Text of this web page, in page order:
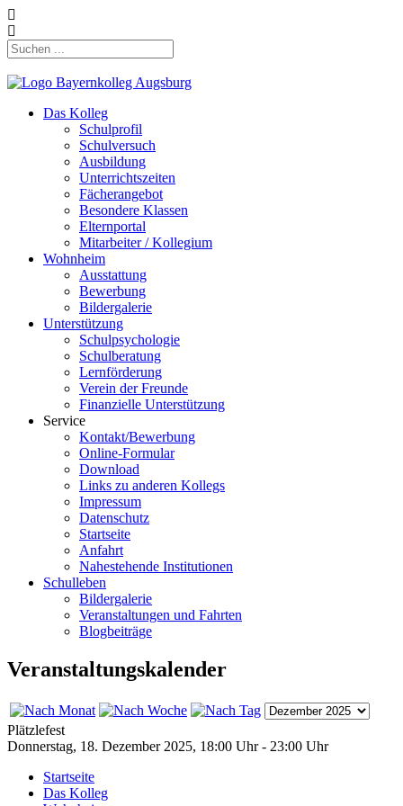
Das Kolleg
Schulprofil
Schulversuch
Ausbildung
Unterrichtszeiten
Fächerangebot
Besondere Klassen
Elternportal
Mitarbeiter / Kollegium
Wohnheim
Ausstattung
Bewerbung
Bildergalerie
Unterstützung
Schulpsychologie
Schulberatung
Lernförderung
Verein der Freunde
Finanzielle Unterstützung
Service
Kontakt/Bewerbung
Online-Formular
Download
Links zu anderen Kollegs
Impressum
Datenschutz
Startseite
Anfahrt
Nahestehende Institutionen
Schulleben
Bildergalerie
Veranstaltungen und Fahrten
Blogbeiträge
Veranstaltungskalender
Plätzlefest
Donnerstag, 18. Dezember 2025, 18:00 Uhr - 23:00 Uhr
Startseite
Das Kolleg